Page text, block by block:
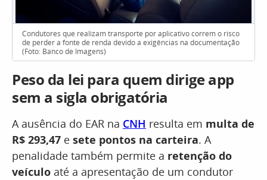
Condutores que realizam transporte por aplicativo correm o risco
de perder a fonte de renda devido a exigências na documentação
(Foto: Banco de Imagens)
Peso da lei para quem dirige app
sem a sigla obrigatória
A ausência do EAR na CNH resulta em multa de
R$ 293,47 e sete pontos na carteira. A
penalidade também permite a retenção do
veículo até a apresentação de um condutor